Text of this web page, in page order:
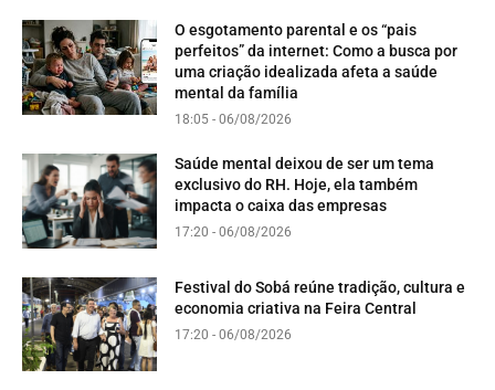
O esgotamento parental e os “pais
perfeitos” da internet: Como a busca por
uma criação idealizada afeta a saúde
mental da família
18:05 - 06/08/2026
Saúde mental deixou de ser um tema
exclusivo do RH. Hoje, ela também
impacta o caixa das empresas
17:20 - 06/08/2026
Festival do Sobá reúne tradição, cultura e
economia criativa na Feira Central
17:20 - 06/08/2026